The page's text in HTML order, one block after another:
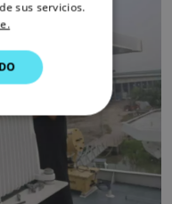
DUTCH
SPANISH
FINNISH
sus servicios.